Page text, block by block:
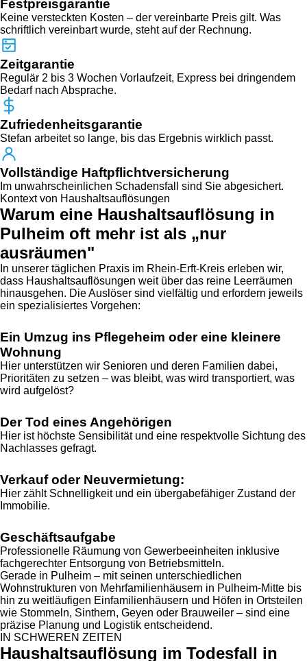
Festpreisgarantie
Keine versteckten Kosten – der vereinbarte Preis gilt. Was
schriftlich vereinbart wurde, steht auf der Rechnung.
Zeitgarantie
Regulär 2 bis 3 Wochen Vorlaufzeit, Express bei dringendem
Bedarf nach Absprache.
Zufriedenheitsgarantie
Stefan arbeitet so lange, bis das Ergebnis wirklich passt.
Vollständige Haftpflichtversicherung
Im unwahrscheinlichen Schadensfall sind Sie abgesichert.
Kontext von Haushaltsauflösungen
Warum eine Haushaltsauflösung in
Pulheim oft mehr ist als „nur
ausräumen"
In unserer täglichen Praxis im Rhein-Erft-Kreis erleben wir,
dass Haushaltsauflösungen weit über das reine Leerräumen
hinausgehen. Die Auslöser sind vielfältig und erfordern jeweils
ein spezialisiertes Vorgehen:
Ein Umzug ins Pflegeheim oder eine kleinere
Wohnung
Hier unterstützen wir Senioren und deren Familien dabei,
Prioritäten zu setzen – was bleibt, was wird transportiert, was
wird aufgelöst?
Der Tod eines Angehörigen
Hier ist höchste Sensibilität und eine respektvolle Sichtung des
Nachlasses gefragt.
Verkauf oder Neuvermietung:
Hier zählt Schnelligkeit und ein übergabefähiger Zustand der
Immobilie.
Geschäftsaufgabe
Professionelle Räumung von Gewerbeeinheiten inklusive
fachgerechter Entsorgung von Betriebsmitteln.
Gerade in Pulheim – mit seinen unterschiedlichen
Wohnstrukturen von Mehrfamilienhäusern in Pulheim-Mitte bis
hin zu weitläufigen Einfamilienhäusern und Höfen in Ortsteilen
wie Stommeln, Sinthern, Geyen oder Brauweiler – sind eine
präzise Planung und Logistik entscheidend.
IN SCHWEREN ZEITEN
Haushaltsauflösung im Todesfall in